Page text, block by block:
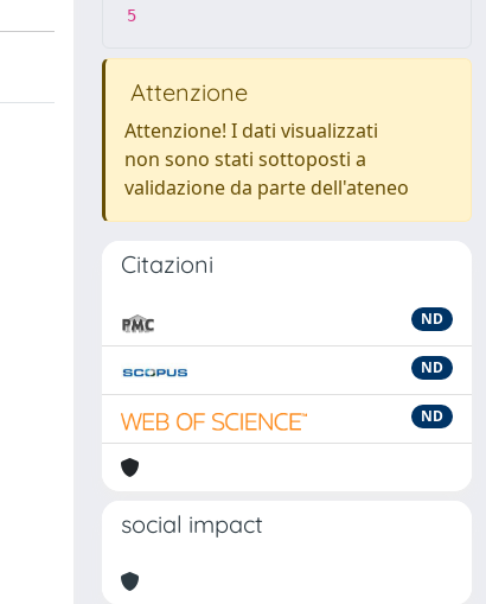
5
Attenzione
Attenzione! I dati visualizzati
non sono stati sottoposti a
validazione da parte dell'ateneo
Citazioni
ND
ND
ND
social impact